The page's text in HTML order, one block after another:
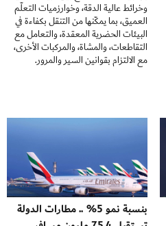
وخرائط عالية الدقة، وخوارزميات التعلّم
العميق، بما يمكّنها من التنقل بكفاءة في
البيئات الحضرية المعقدة، والتعامل مع
التقاطعات، والمشاة، والمركبات الأخرى،
مع الالتزام بقوانين السير والمرور.
بنسبة نمو 5% .. مطارات الدولة